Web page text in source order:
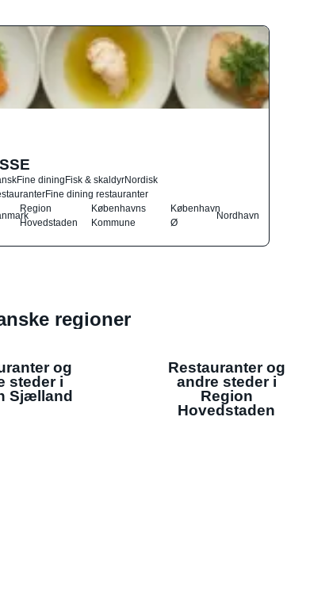
Fine diningFisk & skaldyrNordisk
Fine dining restauranter
Region
Hovedstaden
Københavns
Kommune
København
Ø
Nordhavn
regioner
og
steder i
Sjælland
Restauranter og
andre steder i
Region
Hovedstaden